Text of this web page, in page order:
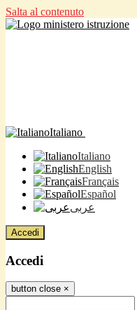
Salta al contenuto
Italiano
Italiano
English
Français
Español
عربى
Accedi
Accedi
button close ×